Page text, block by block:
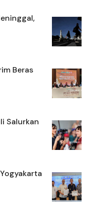
Beras
Salurkan